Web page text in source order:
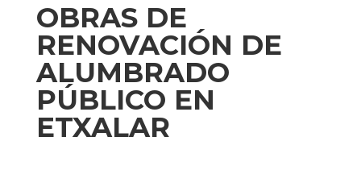
OBRAS DE
RENOVACIÓN DE
ALUMBRADO
PÚBLICO EN
ETXALAR